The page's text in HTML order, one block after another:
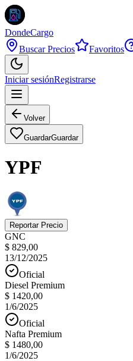
DondeCargo
Buscar Precios
Favoritos
Iniciar sesiónRegistrarse
Volver
GuardarGuardar
YPF
Reportar Precio
GNC
$ 829,00
13/12/2025
Oficial
Diesel Premium
$ 1420,00
1/6/2025
Oficial
Nafta Premium
$ 1480,00
1/6/2025